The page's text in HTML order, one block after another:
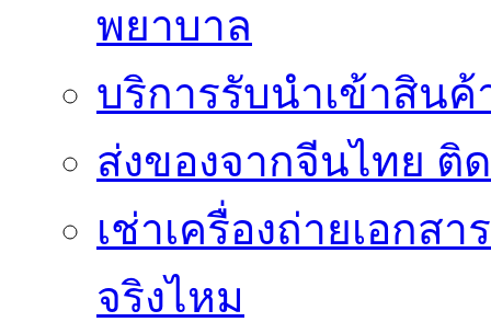
พยาบาล
บริการรับนำเข้าสิน
ส่งของจากจีนไทย ติ
เช่าเครื่องถ่ายเอกส
จริงไหม